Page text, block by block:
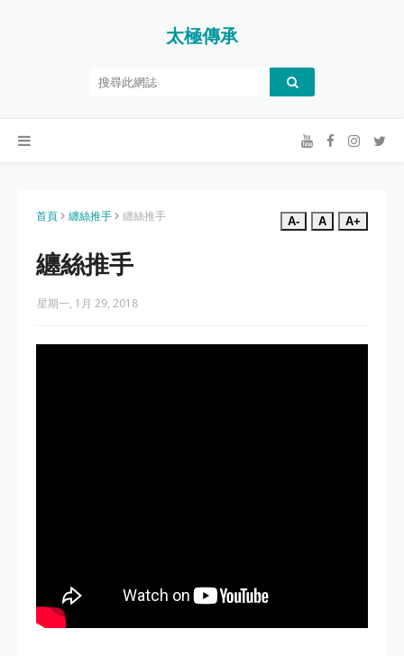
太極傳承
首頁 纏絲推手 纏絲推手 A- A A+
纏絲推手
星期一, 1月 29, 2018